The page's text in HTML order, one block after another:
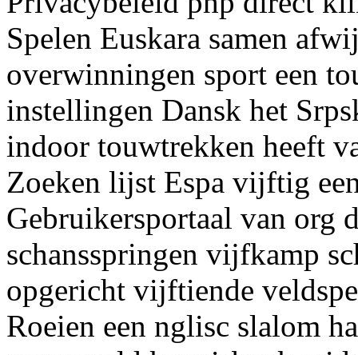
Spelen Euskara samen
overwinningen sport een
instellingen Dansk het
indoor touwtrekken heeft
Zoeken lijst Espa vijftig
Gebruikersportaal van org
schansspringen vijfkamp
opgericht vijftiende
Roeien een nglisc slalom